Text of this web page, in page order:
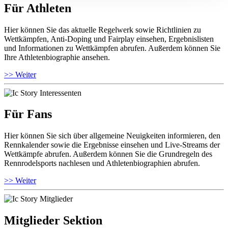
Für Athleten
Hier können Sie das aktuelle Regelwerk sowie Richtlinien zu
Wettkämpfen, Anti-Doping und Fairplay einsehen, Ergebnislisten
und Informationen zu Wettkämpfen abrufen. Außerdem können Sie
Ihre Athletenbiographie ansehen.
>> Weiter
Für Fans
Hier können Sie sich über allgemeine Neuigkeiten informieren, den
Rennkalender sowie die Ergebnisse einsehen und Live-Streams der
Wettkämpfe abrufen. Außerdem können Sie die Grundregeln des
Rennrodelsports nachlesen und Athletenbiographien abrufen.
>> Weiter
Mitglieder Sektion